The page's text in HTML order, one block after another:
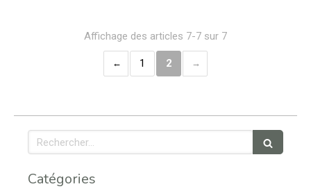
Affichage des articles 7-7 sur 7
1 2
Rechercher
Catégories